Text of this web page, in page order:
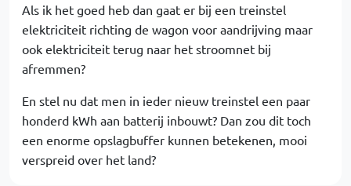
Als ik het goed heb dan gaat er bij een treinstel
elektriciteit richting de wagon voor aandrijving maar
ook elektriciteit terug naar het stroomnet bij
afremmen?
En stel nu dat men in ieder nieuw treinstel een paar
honderd kWh aan batterij inbouwt? Dan zou dit toch
een enorme opslagbuffer kunnen betekenen, mooi
verspreid over het land?